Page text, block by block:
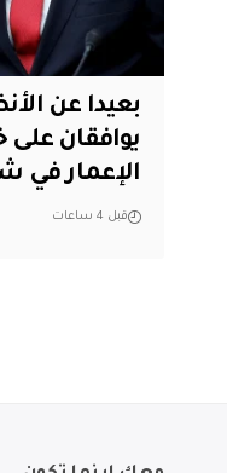
بعيدا عن
يوافقان على
الإعمار في
قبل 4 ساعات